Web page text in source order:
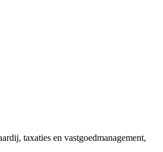
taxaties en vastgoedmanagement,